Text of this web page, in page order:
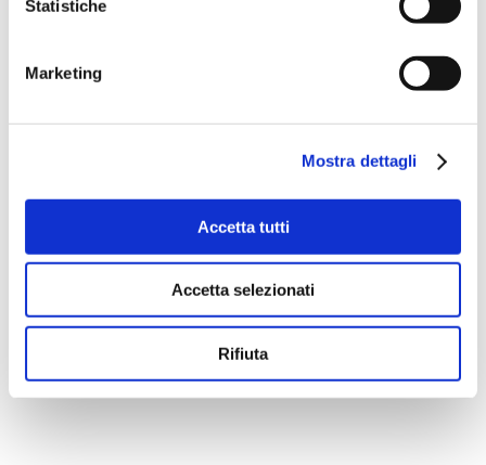
Statistiche
Marketing
Mostra dettagli
Accetta tutti
Accetta selezionati
Rifiuta